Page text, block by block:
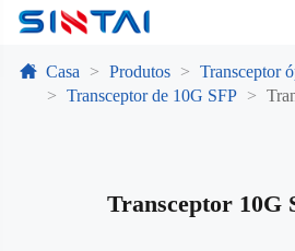
Casa Produtos
Transceptor
Transceptor de 10G SFP
Transceptor 10G